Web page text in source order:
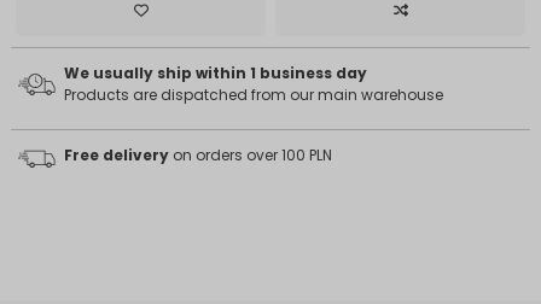
We usually ship within 1 business day
Products are dispatched from our main warehouse
Free delivery on orders over 100 PLN